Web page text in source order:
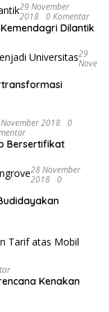
29 November
2018 0 Komentar
Dilantik
29
Nove
2018 0
Bersertifikat
28 November
2018 0
Kenakan